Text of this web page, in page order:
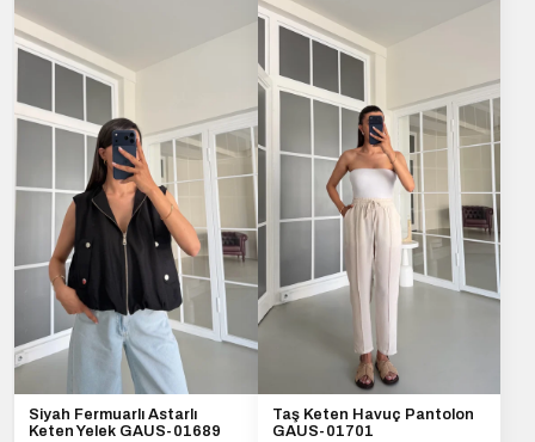
Siyah Fermuarlı Astarlı
Keten Yelek GAUS-01689
Taş Keten Havuç Pantolon
GAUS-01701